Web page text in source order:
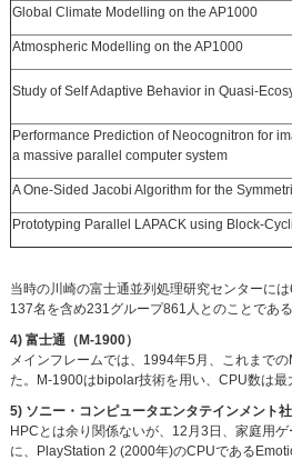
Global Climate Modelling on the AP1000
Atmospheric Modelling on the AP1000
Study of Self Adaptive Behavior in Quasi-
Performance Prediction of Neocognitron for
a massive parallel computer system
A One-Sided Jacobi Algorithm for the
Prototyping Parallel LAPACK using Block-
当時の川崎の富士通並列処理研究センターに
137名を含め231グループ861人とのことである
4) 富士通（M-1900）
メインフレームでは、1994年5月、これまで
た。M-1900はbipolar技術を用い、CPU数は
5) ソニー・コンピュータエンタテインメント
HPCとは余り関係ないが、12月3日、家庭用
に、PlayStation 2 (2000年)のCPUである